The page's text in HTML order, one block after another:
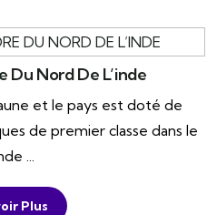
Du Nord De L’inde
et le pays est doté de
de premier classe dans le
...
Plus